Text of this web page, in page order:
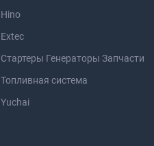
Hino
Extec
Стартеры Генераторы Запчасти
Топливная система
Yuchai